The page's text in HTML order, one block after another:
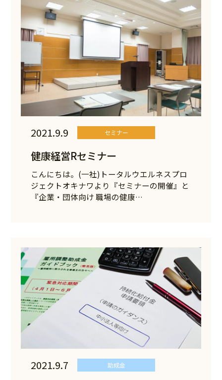
2021.9.9 セミナー
健康経営Rセミナー
こんにちは。(一社)トータルウエルネスプロ
ジェクトオキナワより『セミナーの開催』と
『企業・団体向け 職場の健康…
2021.9.7 助成金